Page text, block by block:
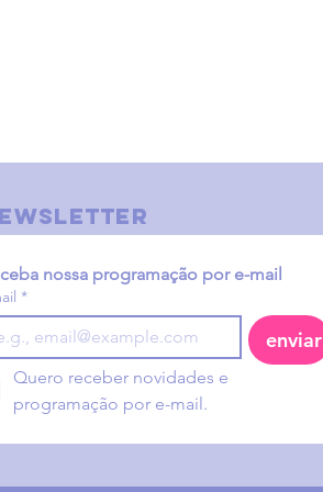
nossa programação por e-mail
*
enviar
Quero receber novidades e
programação por e-mail.